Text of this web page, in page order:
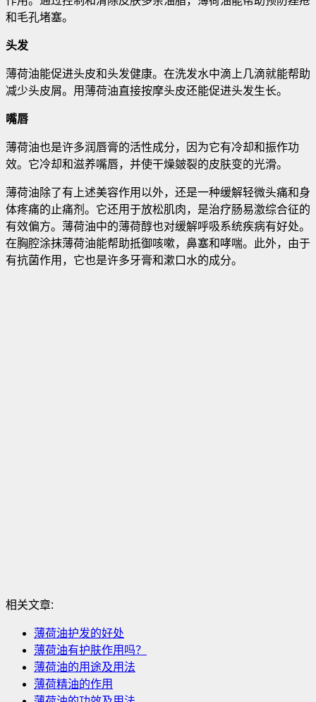
和毛孔堵塞。
头发
薄荷油能促进头皮和头发健康。在洗发水中滴上几滴就能帮助
减少头皮屑。用薄荷油直接按摩头皮还能促进头发生长。
嘴唇
薄荷油也是许多润唇膏的活性成分，因为它有冷却和振作功
效。它冷却和滋养嘴唇，并使干燥皴裂的皮肤变的光滑。
薄荷油除了有上述美容作用以外，还是一种缓解轻微头痛和身
体疼痛的止痛剂。它还用于放松肌肉，是治疗肠易激综合征的
有效偏方。薄荷油中的薄荷醇也对缓解呼吸系统疾病有好处。
在胸腔涂抹薄荷油能帮助抵御咳嗽，鼻塞和哮喘。此外，由于
有抗菌作用，它也是许多牙膏和漱口水的成分。
相关文章:
薄荷油护发的好处
薄荷油有护肤作用吗？
薄荷油的用途及用法
薄荷精油的作用